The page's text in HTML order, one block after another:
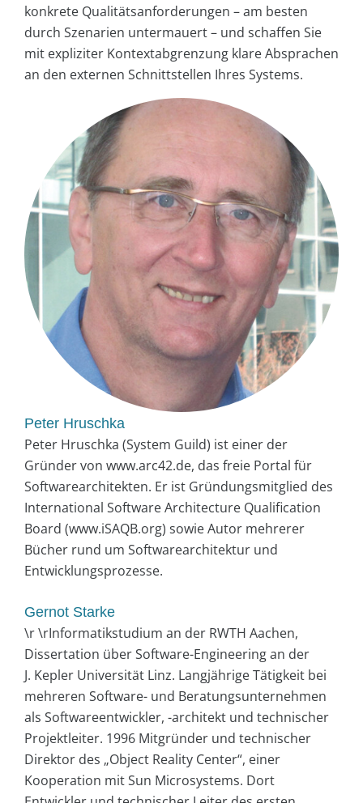
konkrete Qualitätsanforderungen – am besten
durch Szenarien untermauert – und schaffen Sie
mit expliziter Kontextabgrenzung klare Absprachen
an den externen Schnittstellen Ihres Systems.
Peter Hruschka
Peter Hruschka (System Guild) ist einer der
Gründer von www.arc42.de, das freie Portal für
Softwarearchitekten. Er ist Gründungsmitglied des
International Software Architecture Qualification
Board (www.iSAQB.org) sowie Autor mehrerer
Bücher rund um Softwarearchitektur und
Entwicklungsprozesse.
Gernot Starke
\r \rInformatikstudium an der RWTH Aachen,
Dissertation über Software-Engineering an der
J. Kepler Universität Linz. Langjährige Tätigkeit bei
mehreren Software- und Beratungsunternehmen
als Softwareentwickler, -architekt und technischer
Projektleiter. 1996 Mitgründer und technischer
Direktor des „Object Reality Center“, einer
Kooperation mit Sun Microsystems. Dort